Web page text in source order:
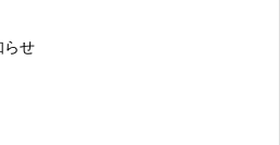
らせ